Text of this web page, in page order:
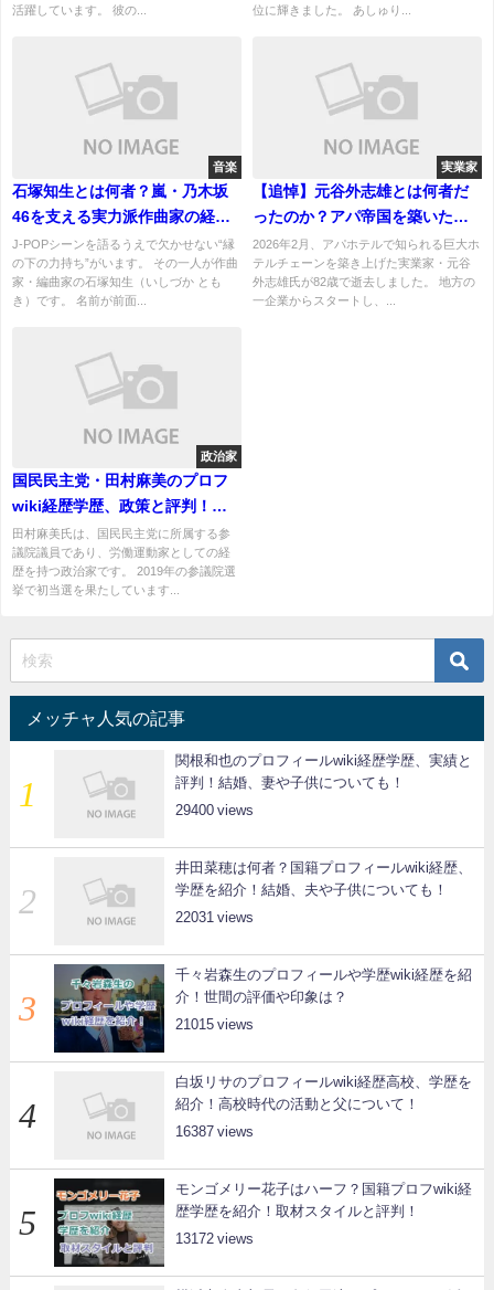
活躍しています。 彼の...
位に輝きました。 あしゅり...
音楽
石塚知生とは何者？嵐・乃木坂
46を支える実力派作曲家の経歴
と代表作まとめ
J-POPシーンを語るうえで欠かせない“縁
の下の力持ち”がいます。 その一人が作曲
家・編曲家の石塚知生（いしづか とも
き）です。 名前が前面...
実業家
【追悼】元谷外志雄とは何者だ
ったのか？アパ帝国を築いた経
営者の軌跡
2026年2月、アパホテルで知られる巨大ホ
テルチェーンを築き上げた実業家・元谷
外志雄氏が82歳で逝去しました。 地方の
一企業からスタートし、...
政治家
国民民主党・田村麻美のプロフ
wiki経歴学歴、政策と評判！夫
や子供は？
田村麻美氏は、国民民主党に所属する参
議院議員であり、労働運動家としての経
歴を持つ政治家です。 2019年の参議院選
挙で初当選を果たしています...
メッチャ人気の記事
関根和也のプロフィールwiki経歴学歴、実績と
評判！結婚、妻や子供についても！
29400
井田菜穂は何者？国籍プロフィールwiki経歴、
学歴を紹介！結婚、夫や子供についても！
22031
千々岩森生のプロフィールや学歴wiki経歴を紹
介！世間の評価や印象は？
21015
白坂リサのプロフィールwiki経歴高校、学歴を
紹介！高校時代の活動と父について！
16387
モンゴメリー花子はハーフ？国籍プロフwiki経
歴学歴を紹介！取材スタイルと評判！
13172